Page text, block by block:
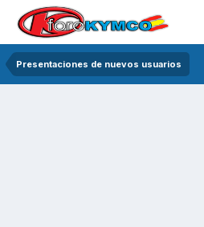
Presentaciones de nuevos usuarios